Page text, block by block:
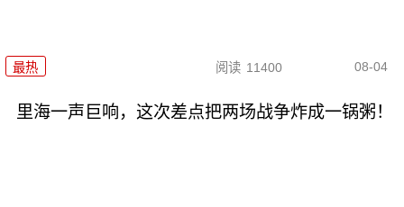
最热 阅读 11400 08-04
里海一声巨响，这次差点把两场战争炸成一锅粥！